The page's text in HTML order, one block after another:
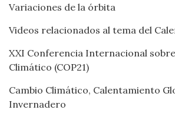
Variaciones de la órbita
Videos relacionados al tema del
XXI Conferencia Internacional
Climático (COP21)
Cambio Climático, Calentamiento
Invernadero